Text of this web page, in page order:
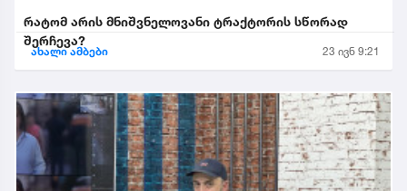
რატომ არის მნიშვნელოვანი ტრაქტორის სწორად
შერჩევა?
ახალი ამბები 23 ივნ 9:21